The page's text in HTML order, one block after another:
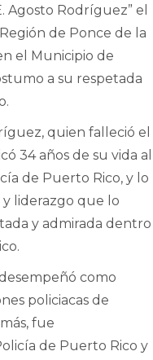
Agosto Rodríguez” el
de Ponce de la
el Municipio de
a su respetada
quien falleció el
34 años de su vida al
de Puerto Rico, y lo
liderazgo que lo
y admirada dentro
como
policiacas de
fue
de Puerto Rico y